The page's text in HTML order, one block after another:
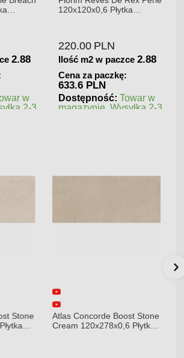
2.88
w
2-3
120x120x0,6 Płytka
220.00 PLN
Ilość m2 w paczce 2.88
Cena za paczkę:
633.6 PLN
Dostępność: Towar w
magazynie. Wysyłka 2-3
Stone
Płytka
Atlas Concorde Brave
Gypsum 75x75 Płytka